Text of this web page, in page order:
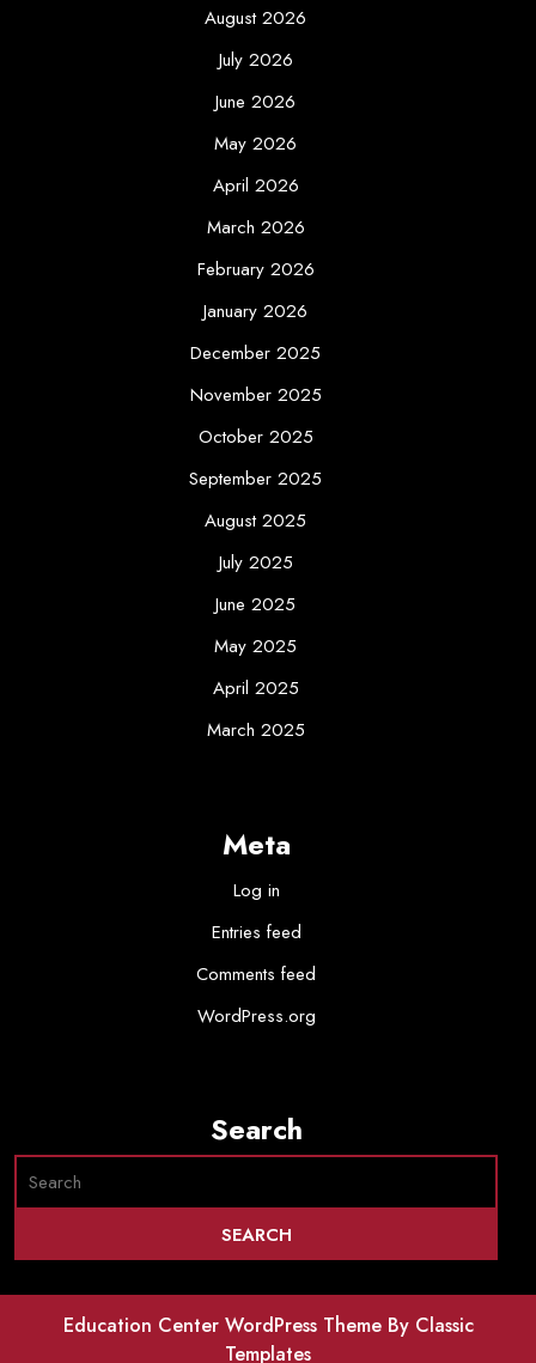
August 2026
July 2026
June 2026
May 2026
April 2026
March 2026
February 2026
January 2026
December 2025
November 2025
October 2025
September 2025
August 2025
July 2025
June 2025
May 2025
April 2025
March 2025
Meta
Log in
Entries feed
Comments feed
WordPress.org
Search
Education Center WordPress Theme By Classic
Templates